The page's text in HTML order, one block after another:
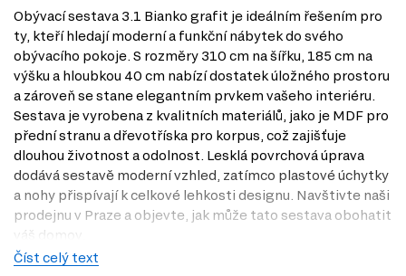
Obývací sestava 3.1 Bianko grafit je ideálním řešením pro
ty, kteří hledají moderní a funkční nábytek do svého
obývacího pokoje. S rozměry 310 cm na šířku, 185 cm na
výšku a hloubkou 40 cm nabízí dostatek úložného prostoru
a zároveň se stane elegantním prvkem vašeho interiéru.
Sestava je vyrobena z kvalitních materiálů, jako je MDF pro
přední stranu a dřevotříska pro korpus, což zajišťuje
dlouhou životnost a odolnost. Lesklá povrchová úprava
dodává sestavě moderní vzhled, zatímco plastové úchytky
a nohy přispívají k celkové lehkosti designu. Navštivte naši
prodejnu v Praze a objevte, jak může tato sestava obohatit
váš domov.
Informace o sestavě
Číst celý text